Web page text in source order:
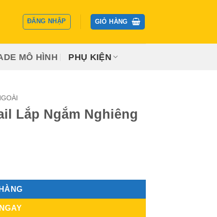
ĐĂNG NHẬP GIỎ HÀNG
MÔ HÌNH PHỤ KIỆN
Lắp Ngắm Nghiêng